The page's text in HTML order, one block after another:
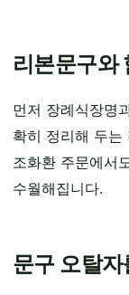
리본문구와
먼저 장례식장명
확히 정리해 두는
조화환 주문에서
수월해집니다.
문구 오탈